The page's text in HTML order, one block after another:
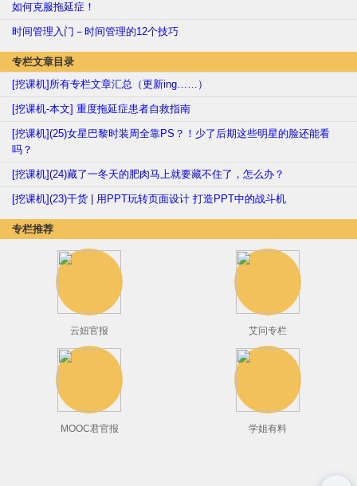
如何克服拖延症！
时间管理入门－时间管理的12个技巧
专栏文章目录
[挖课机]所有专栏文章汇总（更新ing……）
[挖课机-本文] 重度拖延症患者自救指南
[挖课机](25)女星巴黎时装周全靠PS？！少了后期这些明星的脸还能看
吗？
[挖课机](24)藏了一冬天的肥肉马上就要藏不住了，怎么办？
[挖课机](23)干货 | 用PPT玩转页面设计 打造PPT中的战斗机
专栏推荐
云妞官报 艾问专栏
MOOC君官报 学姐有料